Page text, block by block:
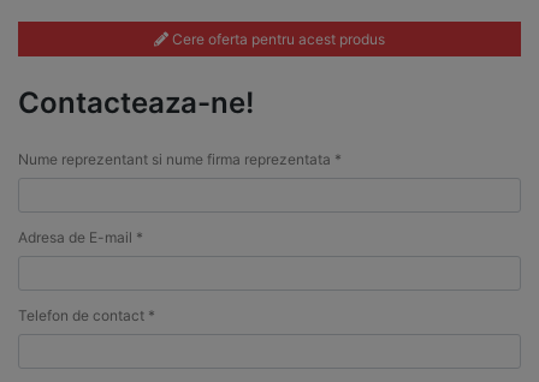
Cere oferta pentru acest produs
Contacteaza-ne!
Nume reprezentant si nume firma reprezentata *
Adresa de E-mail *
Telefon de contact *